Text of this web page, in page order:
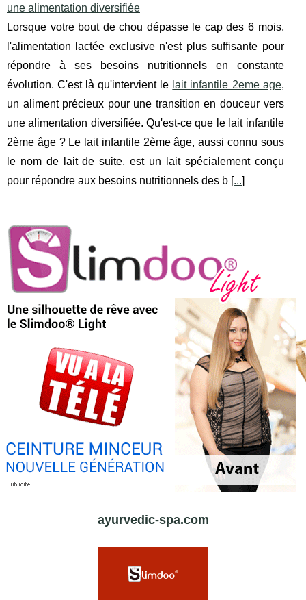
une alimentation diversifiée
Lorsque votre bout de chou dépasse le cap des 6 mois,
l'alimentation lactée exclusive n'est plus suffisante pour
répondre à ses besoins nutritionnels en constante
évolution. C'est là qu'intervient le lait infantile 2eme age,
un aliment précieux pour une transition en douceur vers
une alimentation diversifiée. Qu'est-ce que le lait infantile
2ème âge ? Le lait infantile 2ème âge, aussi connu sous
le nom de lait de suite, est un lait spécialement conçu
pour répondre aux besoins nutritionnels des b [...]
ayurvedic-spa.com